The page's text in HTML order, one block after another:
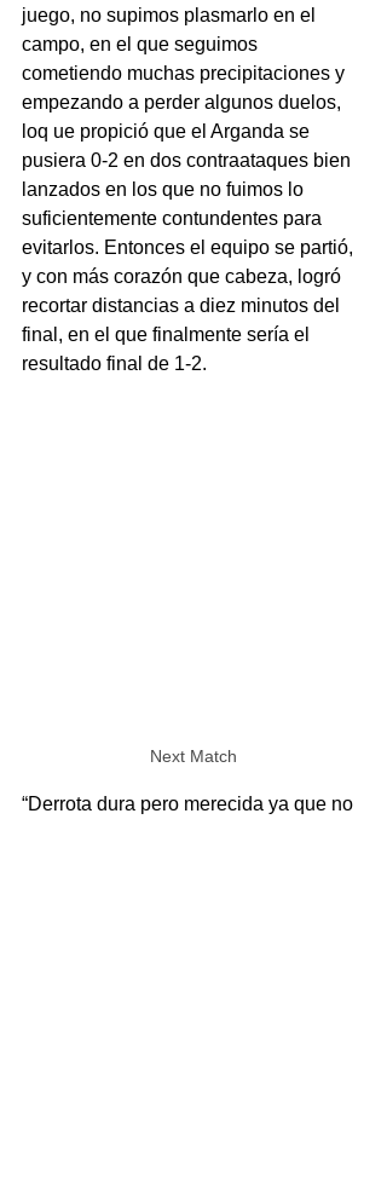
juego, no supimos plasmarlo en el
campo, en el que seguimos
cometiendo muchas precipitaciones y
empezando a perder algunos duelos,
loq ue propició que el Arganda se
pusiera 0-2 en dos contraataques bien
lanzados en los que no fuimos lo
suficientemente contundentes para
evitarlos. Entonces el equipo se partió,
y con más corazón que cabeza, logró
recortar distancias a diez minutos del
final, en el que finalmente sería el
resultado final de 1-2.
Next Match
“Derrota dura pero merecida ya que no